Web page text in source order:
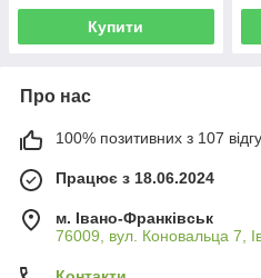
Купити
Про нас
100% позитивних з 107
Працює з 18.06.2024
м. Івано-Франківськ
76009, вул. Коновальца 7,